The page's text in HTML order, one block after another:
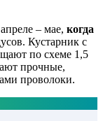
– мае, когда
Кустарник с
по схеме 1,5
прочные,
проволоки.